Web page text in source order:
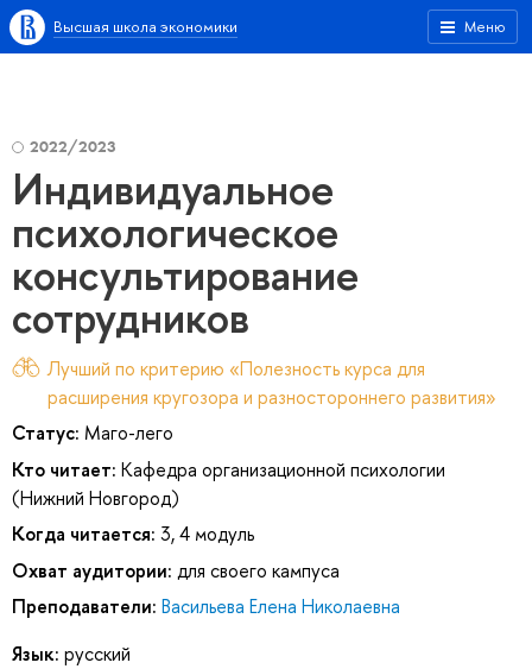
Меню
Высшая школа экономики
2022/2023
Индивидуальное
психологическое
консультирование
сотрудников
Лучший по критерию «Полезность курса для
расширения кругозора и разностороннего развития»
Статус: Маго-лего
Кто читает: Кафедра организационной психологии
(Нижний Новгород)
Когда читается: 3, 4 модуль
Охват аудитории: для своего кампуса
Преподаватели: Васильева Елена Николаевна
Язык: русский